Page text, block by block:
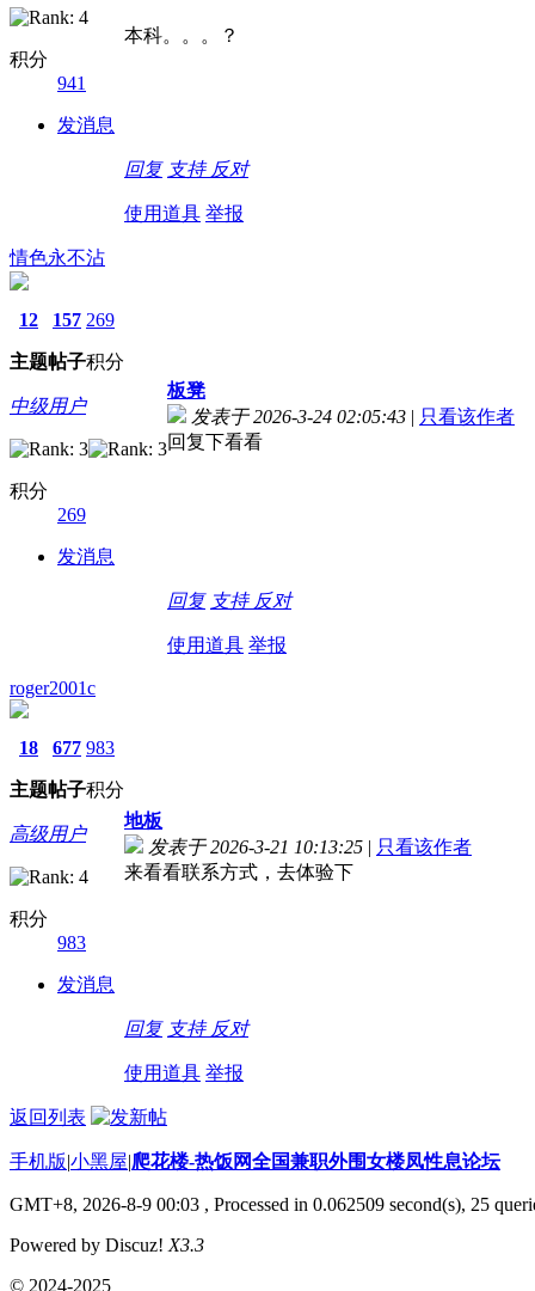
积分
941
发消息
本科。。。？
回复 支持 反对
使用道具 举报
情色永不沾
12
主题
157
帖子
269
积分
中级用户
积分
269
发消息
板凳
发表于 2026-3-24 02:05:43 | 只看该作者
回复下看看
回复 支持 反对
使用道具 举报
roger2001c
18
主题
677
帖子
983
积分
高级用户
积分
983
发消息
地板
发表于 2026-3-21 10:13:25 | 只看该作者
来看看联系方式，去体验下
回复 支持 反对
使用道具 举报
返回列表
手机版|小黑屋|爬花楼-热饭网全国兼职外围女楼凤性息论坛
GMT+8, 2026-8-9 00:03 , Processed in 0.062509 second(s), 25
Powered by Discuz! X3.3
© 2024-2025